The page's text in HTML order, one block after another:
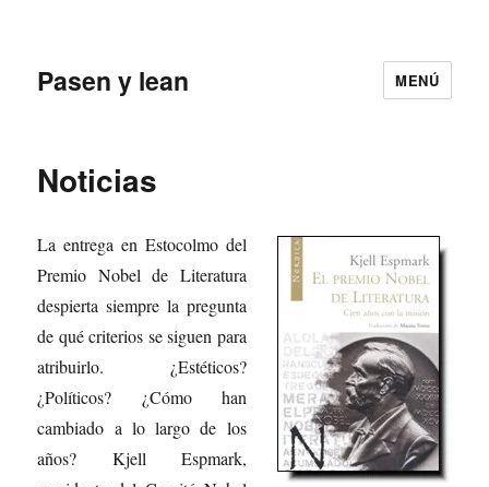
Pasen y lean MENÚ
Noticias
La entrega en Estocolmo del
Premio Nobel de Literatura
despierta siempre la pregunta
de qué criterios se siguen para
atribuirlo. ¿Estéticos?
¿Políticos? ¿Cómo han
cambiado a lo largo de los
años? Kjell Espmark,